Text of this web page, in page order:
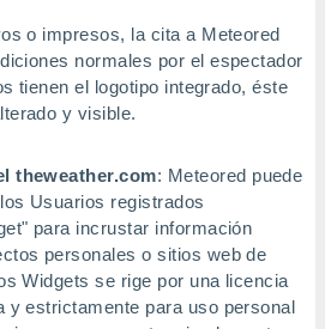
o impresos, la cita a Meteored
normales por el espectador
tienen el logotipo integrado, éste
y visible.
theweather.com: Meteored puede
Usuarios registrados
para incrustar información
personales o sitios web de
Widgets se rige por una licencia
y estrictamente para uso personal